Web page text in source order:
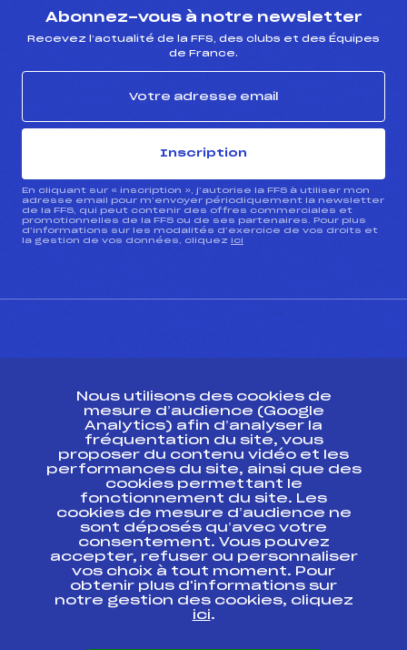
Abonnez-vous à notre newsletter
Recevez l’actualité de la FFS, des clubs et des Équipes
de France.
Inscription
En cliquant sur « inscription », j’autorise la FFS à utiliser mon
adresse email pour m’envoyer périodiquement la newsletter
de la FFS, qui peut contenir des offres commerciales et
promotionnelles de la FFS ou de ses partenaires. Pour plus
d’informations sur les modalités d’exercice de vos droits et
la gestion de vos données, cliquez ici
ESPACE PRESSE
Ressources
Pass’Neige
Projet sportif fédéral
Projet de performance fédéral
Antidopage
Pôle Développement, Formation, Suivi
Scientifique
Listes ministérielles
Pôle vie de l’athlète
Nous utilisons des cookies de
mesure d’audience (Google
Analytics) afin d’analyser la
fréquentation du site, vous
proposer du contenu vidéo et les
performances du site, ainsi que des
cookies permettant le
fonctionnement du site. Les
cookies de mesure d’audience ne
sont déposés qu’avec votre
consentement. Vous pouvez
accepter, refuser ou personnaliser
vos choix à tout moment. Pour
obtenir plus d'informations sur
notre gestion des cookies, cliquez
ici.